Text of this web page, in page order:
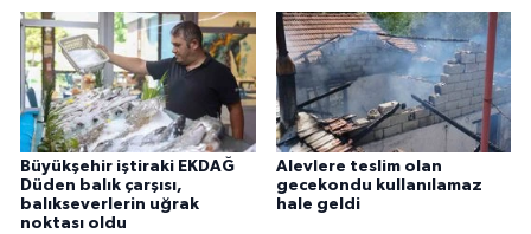
Büyükşehir iştiraki EKDAĞ
Düden balık çarşısı,
balıkseverlerin uğrak
noktası oldu
Alevlere teslim olan
gecekondu kullanılamaz
hale geldi